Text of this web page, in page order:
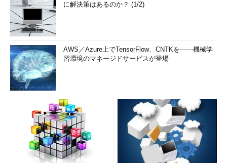
に解決策はあるのか？ (1/2)
AWS／Azure上でTensorFlow、CNTKを――機械学
習環境のマネージドサービスが登場